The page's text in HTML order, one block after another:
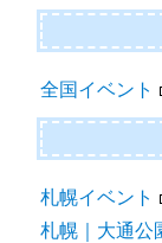
ビ
ー
シ
ョ
ン
全国イベント
札幌イベント
札幌｜大通公